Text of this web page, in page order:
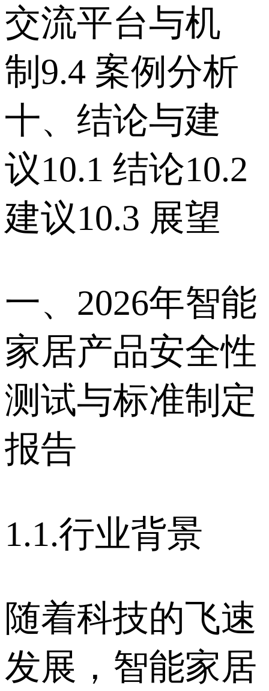
交流平台与机
制 9.4 案例分析
十、结论与建
议 10.1 结论 10.2
建议 10.3 展望
一、2026年智能
家居产品安全性
测试与标准制定
报告
1.1.行业背景
随着科技的飞速
发展，智能家居